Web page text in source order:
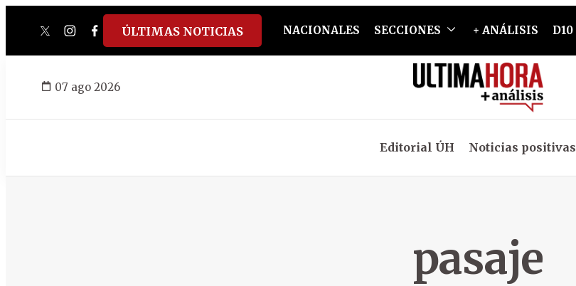
twitterinstagram
facebook
tiktokyoutube
spotify
ÚLTIMAS NOTICIAS NACIONALES SECCIONES + ANÁLISIS D10
07 ago 2026
Editorial ÚH Noticias positivas
pasaje